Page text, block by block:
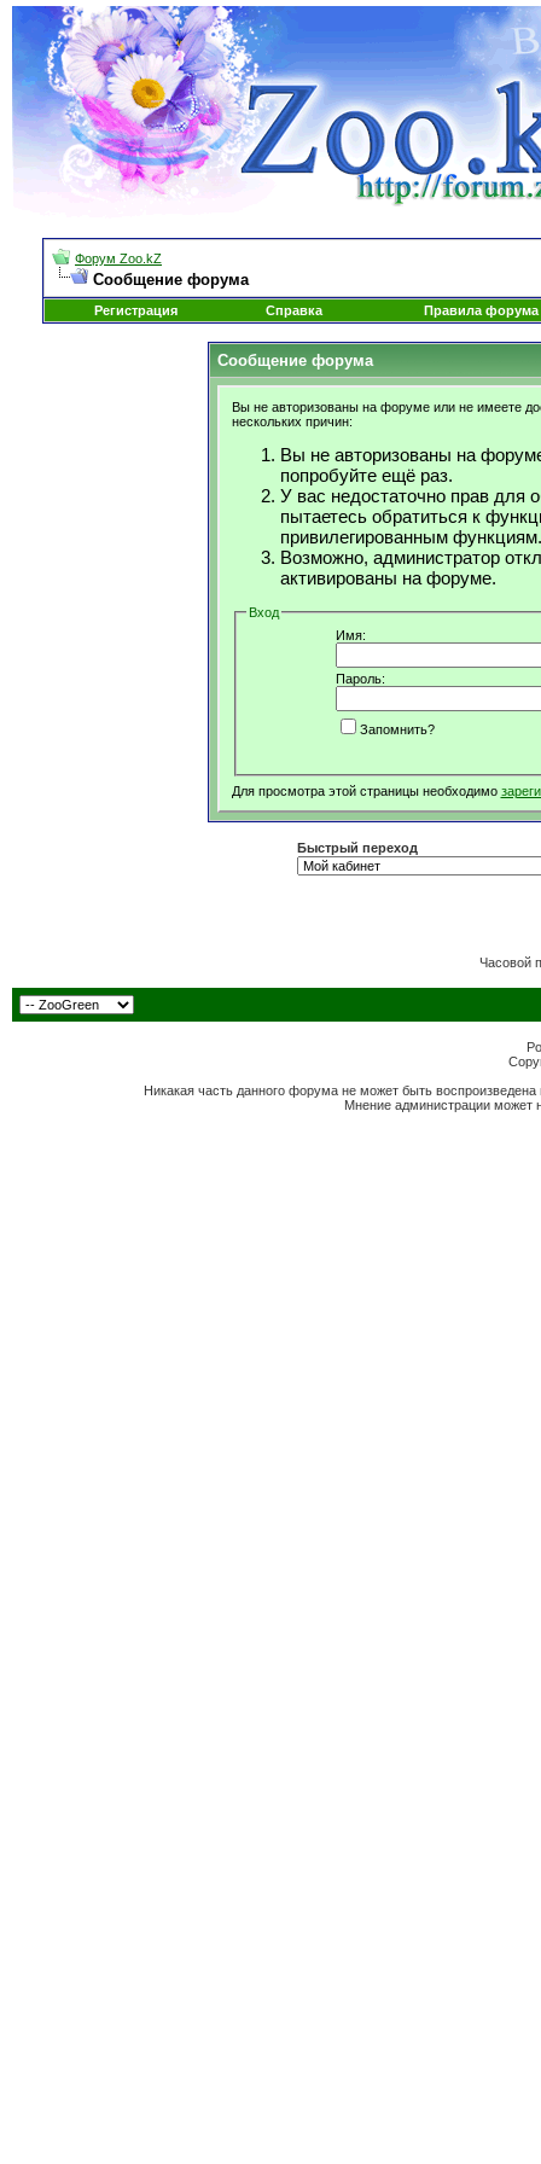
Форум Zoo.kZ
Сообщение форума
Регистрация Справка Правила форума
Сообщение форума
Вы не авторизованы на форуме или не имеете
нескольких причин:
Вы не авторизованы на
попробуйте ещё раз.
У вас недостаточно прав для
пытаетесь обратиться к
привилегированным функциям.
Возможно, администратор
активированы на форуме.
Вход
Имя:
Пароль:
Запомнить?
Для просмотра этой страницы необходимо
Быстрый переход
Часовой
Никакая часть данного форума не может быть
Мнение администрации может